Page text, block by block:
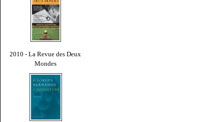
2010 - La Revue des Deux
Mondes